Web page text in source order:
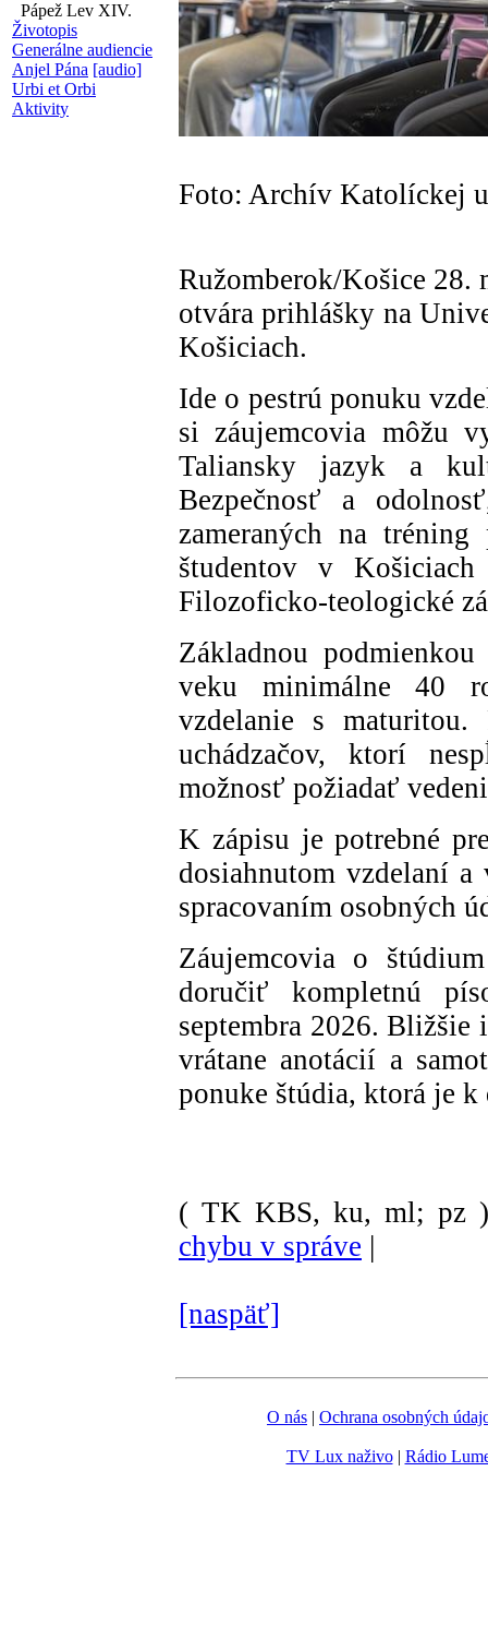
Pápež Lev XIV.
Životopis
Generálne audiencie
Anjel Pána [audio]
Urbi et Orbi
Aktivity
Foto: Archív Katolíckej
Ružomberok/Košice
otvára prihlášky na
Košiciach.
Ide o pestrú ponuku
si záujemcovia môžu
Taliansky jazyk a
Bezpečnosť a
zameraných na
študentov v
Filozoficko-teologické
Základnou
veku minimálne 40
vzdelanie s maturitou.
uchádzačov, ktorí
možnosť požiadať
K zápisu je potrebné
dosiahnutom vzdelaní
spracovaním osobných
Záujemcovia o
doručiť kompletnú
septembra 2026.
vrátane anotácií a
ponuke štúdia, ktorá je
( TK KBS, ku, ml; pz
chybu v správe |
[naspäť]
O nás | Ochrana osobných
TV Lux naživo| Rádio